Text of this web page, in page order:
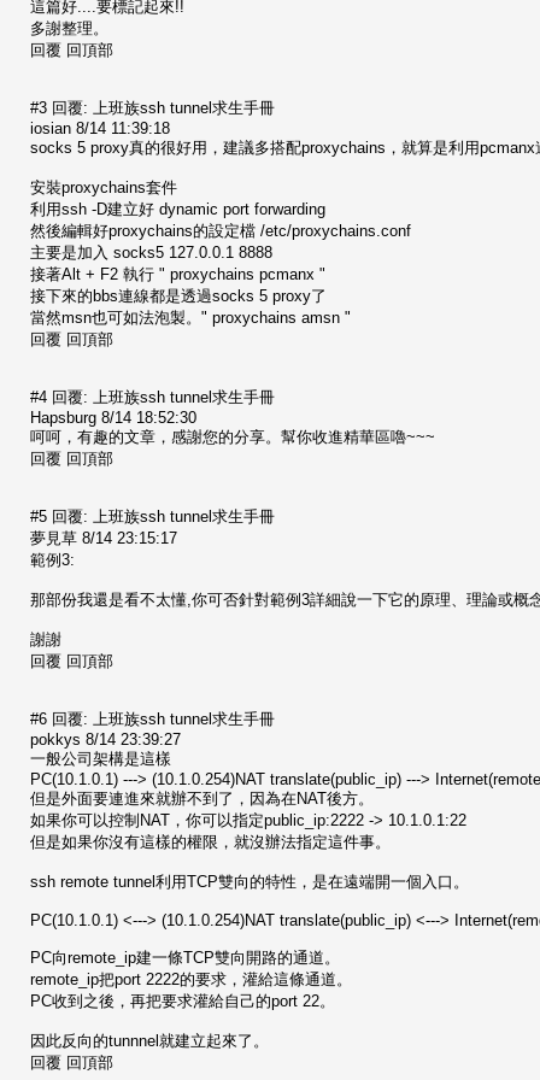
這篇好....要標記起來!!
多謝整理。
回覆 回頂部
#3 回覆: 上班族ssh tunnel求生手冊
iosian 8/14 11:39:18
socks 5 proxy真的很好用，建議多搭配proxychains，就算是利用
安裝proxychains套件
利用ssh -D建立好 dynamic port forwarding
然後編輯好proxychains的設定檔 /etc/proxychains.conf
主要是加入 socks5 127.0.0.1 8888
接著Alt + F2 執行 " proxychains pcmanx "
接下來的bbs連線都是透過socks 5 proxy了
當然msn也可如法泡製。" proxychains amsn "
回覆 回頂部
#4 回覆: 上班族ssh tunnel求生手冊
Hapsburg 8/14 18:52:30
呵呵，有趣的文章，感謝您的分享。幫你收進精華區嚕~~~
回覆 回頂部
#5 回覆: 上班族ssh tunnel求生手冊
夢見草 8/14 23:15:17
範例3:
那部份我還是看不太懂,你可否針對範例3詳細說一下它的原理、理論或概念
謝謝
回覆 回頂部
#6 回覆: 上班族ssh tunnel求生手冊
pokkys 8/14 23:39:27
一般公司架構是這樣
PC(10.1.0.1) ---> (10.1.0.254)NAT translate(public_ip) --->
但是外面要連進來就辦不到了，因為在NAT後方。
如果你可以控制NAT，你可以指定public_ip:2222 -> 10.1.0.1:22
但是如果你沒有這樣的權限，就沒辦法指定這件事。
ssh remote tunnel利用TCP雙向的特性，是在遠端開一個入口。
PC(10.1.0.1) <---> (10.1.0.254)NAT translate(public_ip) <--->
PC向remote_ip建一條TCP雙向開路的通道。
remote_ip把port 2222的要求，灌給這條通道。
PC收到之後，再把要求灌給自己的port 22。
因此反向的tunnnel就建立起來了。
回覆 回頂部